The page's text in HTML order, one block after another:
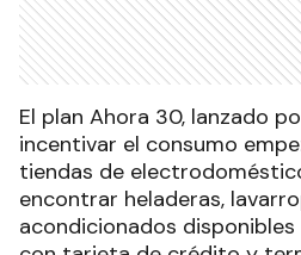
El plan Ahora 30, lanzado
incentivar el consumo
tiendas de
encontrar heladeras,
acondicionados